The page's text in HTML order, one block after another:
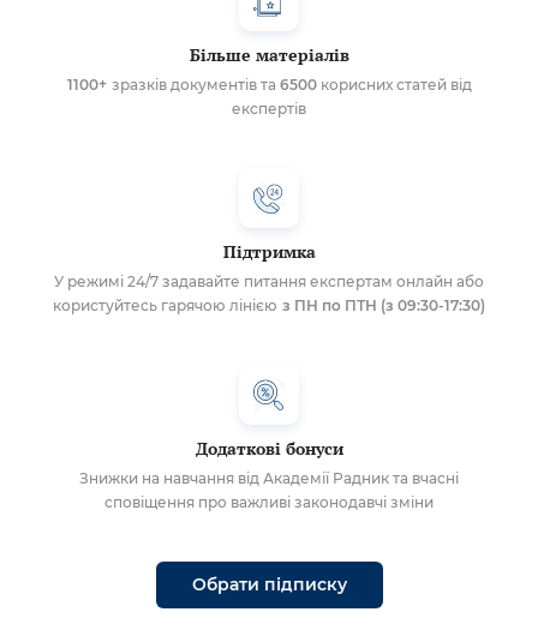
Більше матеріалів
1100+ зразків документів та 6500корисних статей від
експертів
Підтримка
У режимі 24/7 задавайте питання експертам онлайн або
користуйтесь гарячою лінією з ПН по ПТН (з 09:30-17:30)
Додаткові бонуси
Знижки на навчання від Академії Радник та вчасні
сповіщення про важливі законодавчі зміни
Обрати підписку